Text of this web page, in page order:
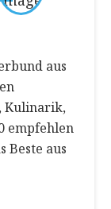
aus
Kulinarik,
empfehlen
Beste aus